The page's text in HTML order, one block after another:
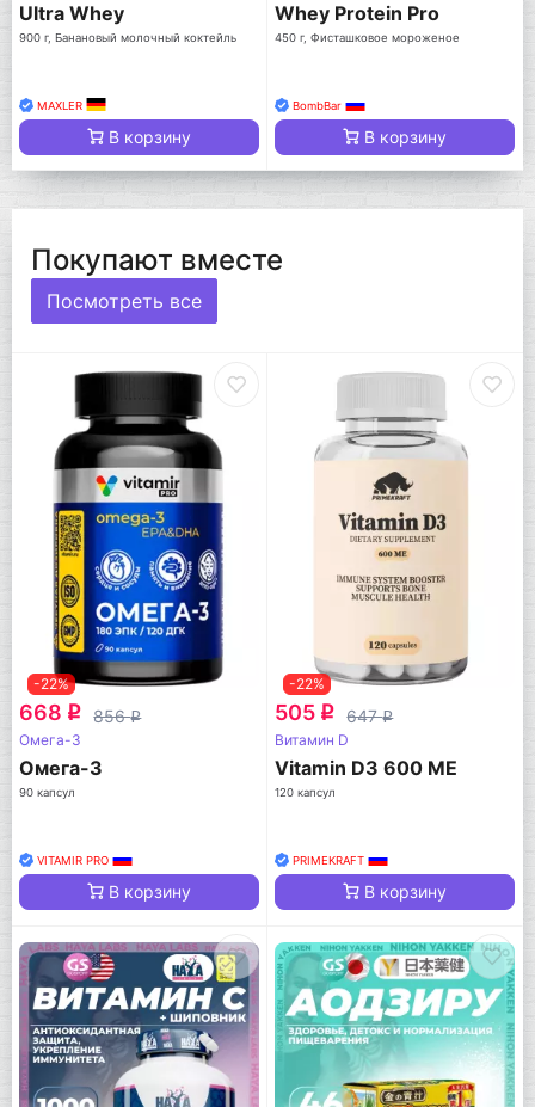
Ultra Whey
900 г, Банановый молочный коктейль
MAXLER
В корзину
Whey Protein Pro
450 г, Фисташковое мороженое
BombBar
В корзину
Покупают вместе
Посмотреть все
-22%
668 q 856q
Омега-3
Омега-3
90 капсул
VITAMIR PRO
В корзину
-22%
505 q 647q
Витамин D
Vitamin D3 600 МЕ
120 капсул
PRIMEKRAFT
В корзину